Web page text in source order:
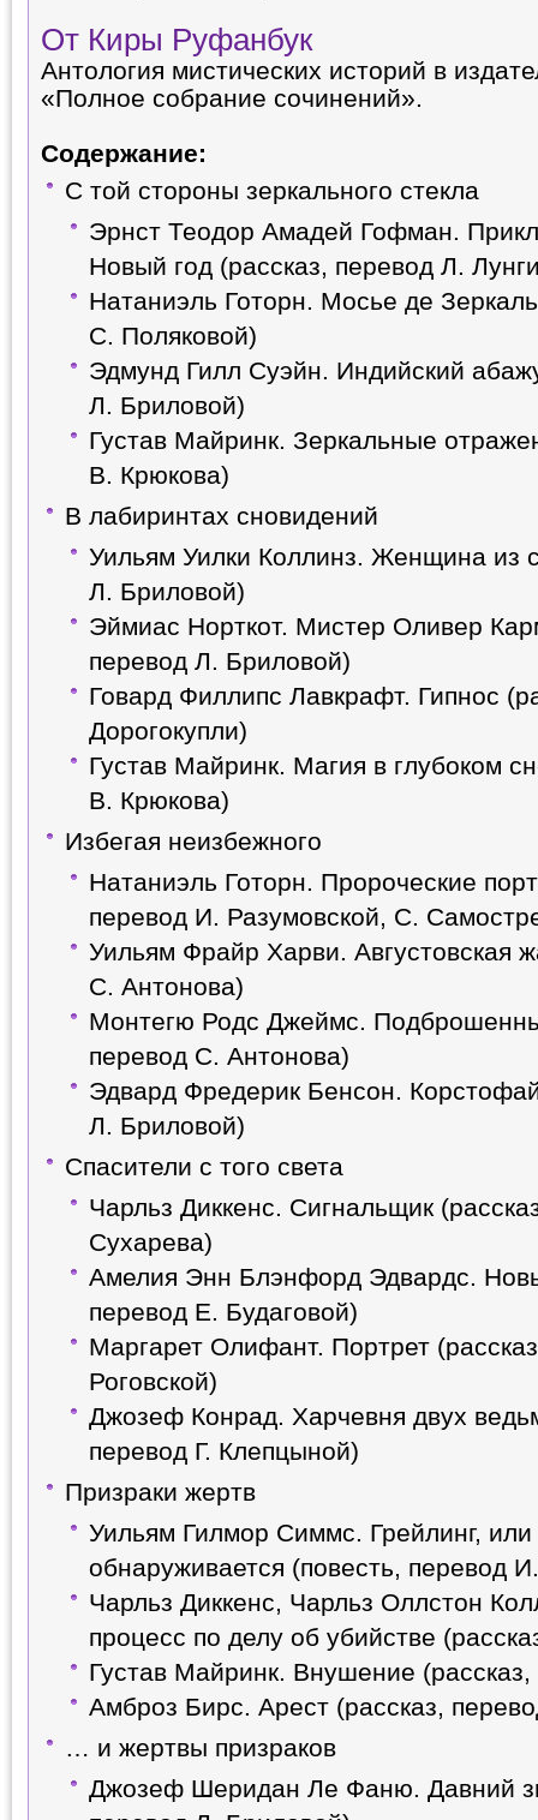
От Киры Руфанбук
Антология мистических историй в
«Полное собрание сочинений».
Содержание:
С той стороны зеркального стекла
Эрнст Теодор Амадей Гофман.
Новый год (рассказ, перевод Л.
Натаниэль Готорн. Мосье де
С. Поляковой)
Эдмунд Гилл Суэйн. Индийский
Л. Бриловой)
Густав Майринк. Зеркальные
В. Крюкова)
В лабиринтах сновидений
Уильям Уилки Коллинз. Женщина из
Л. Бриловой)
Эймиас Норткот. Мистер Оливер
перевод Л. Бриловой)
Говард Филлипс Лавкрафт. Гипнос
Дорогокупли)
Густав Майринк. Магия в глубоком
В. Крюкова)
Избегая неизбежного
Натаниэль Готорн. Пророческие
перевод И. Разумовской, С.
Уильям Фрайр Харви. Августовская
С. Антонова)
Монтегю Родс Джеймс.
перевод С. Антонова)
Эдвард Фредерик Бенсон.
Л. Бриловой)
Спасители с того света
Чарльз Диккенс. Сигнальщик
Сухарева)
Амелия Энн Блэнфорд Эдвардс.
перевод Е. Будаговой)
Маргарет Олифант. Портрет
Роговской)
Джозеф Конрад. Харчевня двух
перевод Г. Клепцыной)
Призраки жертв
Уильям Гилмор Симмс. Грейлинг, или
обнаруживается (повесть, перевод
Чарльз Диккенс, Чарльз Оллстон
процесс по делу об убийстве
Густав Майринк. Внушение
Амброз Бирс. Арест (рассказ,
… и жертвы призраков
Джозеф Шеридан Ле Фаню. Давний